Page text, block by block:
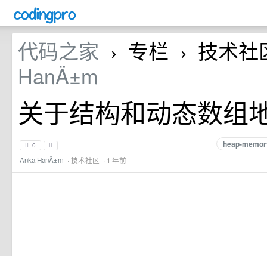
代码之家 › 专栏 › 技术
HanÄ±m
关于结构和动态数组
heap-
0
Anka HanÄ±m · 技术社区 · 1 年前